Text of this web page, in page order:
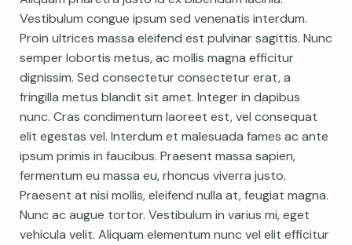
Vestibulum congue ipsum sed venenatis interdum.
Proin ultrices massa eleifend est pulvinar sagittis. Nunc
semper lobortis metus, ac mollis magna efficitur
dignissim. Sed consectetur consectetur erat, a
fringilla metus blandit sit amet. Integer in dapibus
nunc. Cras condimentum laoreet est, vel consequat
elit egestas vel. Interdum et malesuada fames ac ante
ipsum primis in faucibus. Praesent massa sapien,
fermentum eu massa eu, rhoncus viverra justo.
Praesent at nisi mollis, eleifend nulla at, feugiat magna.
Nunc ac augue tortor. Vestibulum in varius mi, eget
vehicula velit. Aliquam elementum nunc vel elit efficitur